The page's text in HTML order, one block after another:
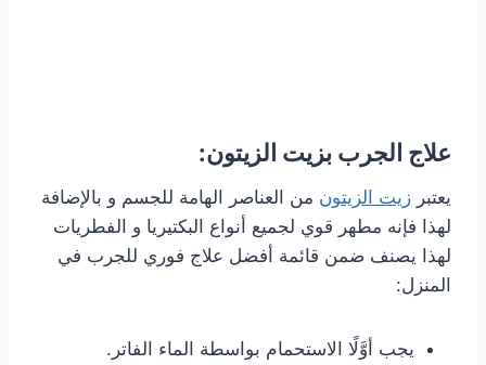
علاج الجرب بزيت الزيتون:
يعتبر زيت الزيتون من العناصر الهامة للجسم و بالإضافة
لهذا فإنه مطهر قوي لجميع أنواع البكتيريا و الفطريات
لهذا يصنف ضمن قائمة أفضل علاج فوري للجرب في
المنزل:
يجب أوَّلًا الاستحمام بواسطة الماء الفاتر.